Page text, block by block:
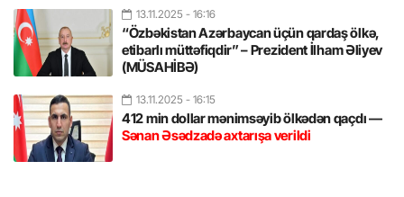
13.11.2025 - 16:16
“Özbəkistan Azərbaycan üçün qardaş ölkə,
etibarlı müttəfiqdir” – Prezident İlham Əliyev
(MÜSAHİBƏ)
13.11.2025 - 16:15
412 min dollar mənimsəyib ölkədən qaçdı —
Sənan Əsədzadə axtarışa verildi